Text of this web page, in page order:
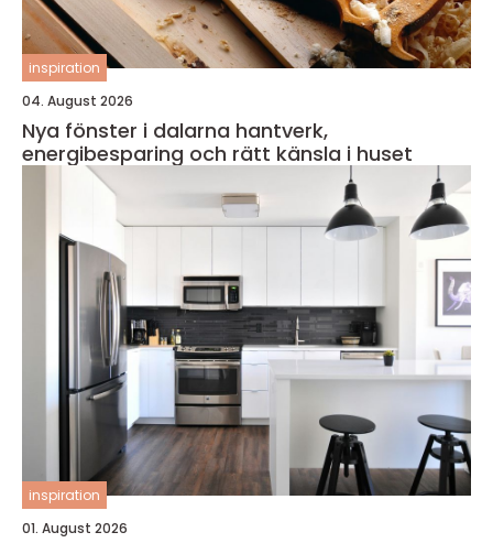
inspiration
04. August 2026
Nya fönster i dalarna hantverk,
energibesparing och rätt känsla i huset
inspiration
01. August 2026